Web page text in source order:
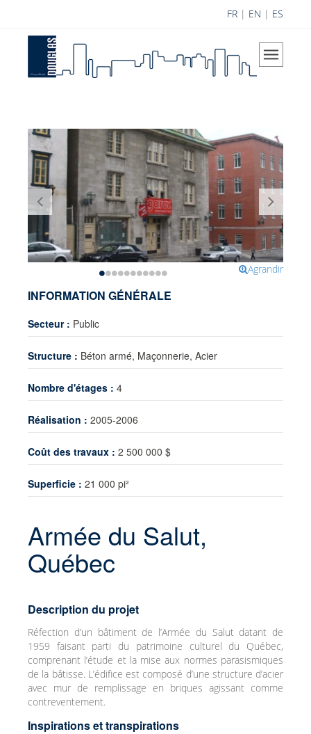
FR | EN | ES
Accueil
Champs d'expertise
Historique
Équipe Douglas
Carrière
Réalisations
Contribution à la science
Projets R&D
Nouvelles
Contact
Agrandir
INFORMATION GÉNÉRALE
Secteur : Public
Structure : Béton armé, Maçonnerie, Acier
Nombre d'étages : 4
Réalisation : 2005-2006
Coût des travaux : 2 500 000 $
Superficie : 21 000 pi²
Armée du Salut,
Québec
Description du projet
Réfection d’un bâtiment de l’Armée du Salut datant de
1959 faisant parti du patrimoine culturel du Québec,
comprenant l’étude et la mise aux normes parasismiques
de la bâtisse. L’édifice est composé d’une structure d’acier
avec mur de remplissage en briques agissant comme
contreventement.
Inspirations et transpirations